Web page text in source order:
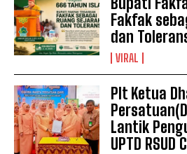
Fakfak
dan
VIRAL
Plt Ketua
Lantik
UPTD RSUD